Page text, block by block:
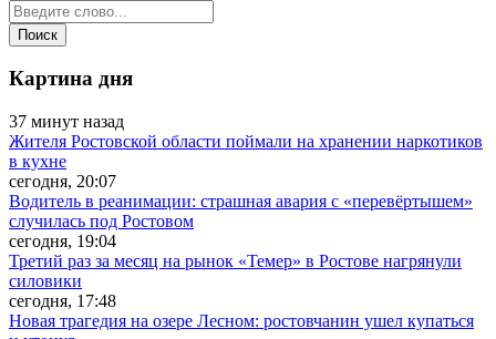
Картина дня
37 минут назад
Жителя Ростовской области поймали на хранении наркотиков
в кухне
сегодня, 20:07
Водитель в реанимации: страшная авария с «перевёртышем»
случилась под Ростовом
сегодня, 19:04
Третий раз за месяц на рынок «Темер» в Ростове нагрянули
силовики
сегодня, 17:48
Новая трагедия на озере Лесном: ростовчанин ушел купаться